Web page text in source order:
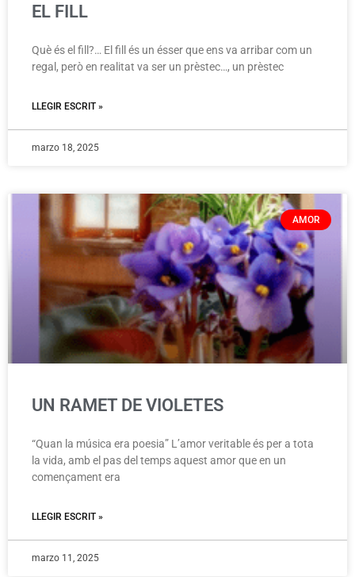
EL FILL
Què és el fill?… El fill és un ésser que ens va arribar com un
regal, però en realitat va ser un prèstec…, un prèstec
LLEGIR ESCRIT »
marzo 18, 2025
AMOR
UN RAMET DE VIOLETES
“Quan la música era poesia” L’amor veritable és per a tota
la vida, amb el pas del temps aquest amor que en un
començament era
LLEGIR ESCRIT »
marzo 11, 2025